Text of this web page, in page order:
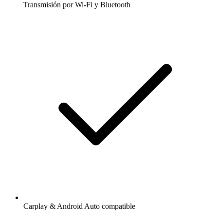
Transmisión por Wi-Fi y Bluetooth
Carplay & Android Auto compatible